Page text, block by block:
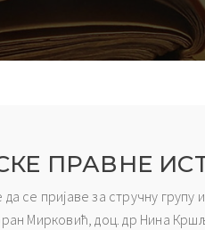
ПРАВНЕ
се пријаве за стручну групу
Мирковић, доц. др Нина